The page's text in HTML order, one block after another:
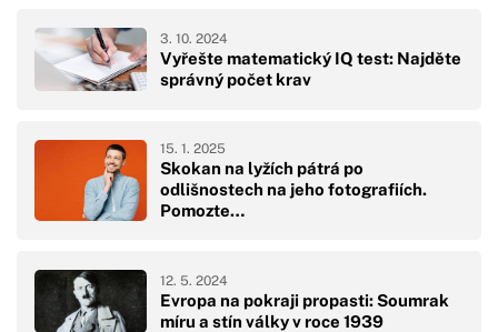
Vyřešte matematický IQ test: Najděte
správný počet krav
3. 10. 2024
Skokan na lyžích pátrá po
odlišnostech na jeho fotografiích.
Pomozte…
15. 1. 2025
Evropa na pokraji propasti: Soumrak
míru a stín války v roce 1939
12. 5. 2024